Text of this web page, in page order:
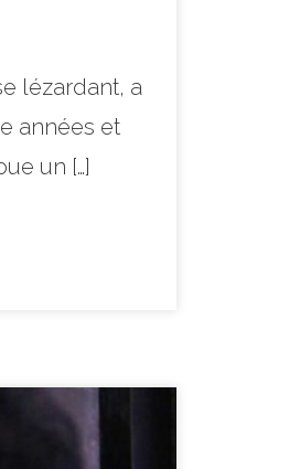
lézardant, a
années et
un […]